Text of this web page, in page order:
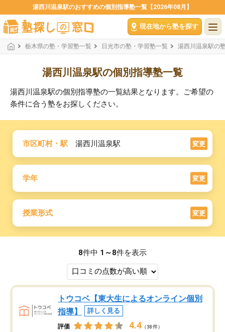
湯西川温泉駅のおすすめの個別指導塾一覧【2026年08月】
現在地から塾を探す
栃木県の塾・学習塾一覧 日光市の塾・学習塾一覧 湯西川温泉駅の
湯西川温泉駅の個別指導塾一覧
湯西川温泉駅の個別指導塾の一覧結果となります。ご希望の
条件に合う塾をお探しください。
市区町村・駅 湯西川温泉駅 変更
学年 変更
授業形式 変更
8件中 1～8件を表示
トウコベ【東大生によるオンライン個別
指導】
詳しく見る
評価 4.4 （38件）